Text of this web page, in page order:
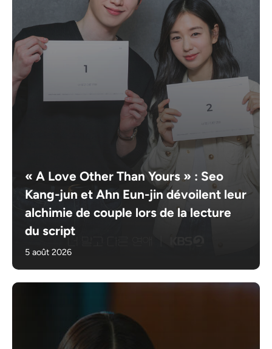
« A Love Other Than Yours » : Seo
Kang-jun et Ahn Eun-jin dévoilent leur
alchimie de couple lors de la lecture
du script
5 août 2026